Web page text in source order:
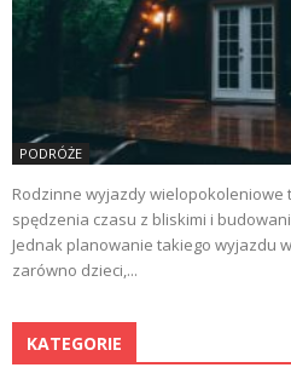
PODRÓŻE
Rodzinne wyjazdy wielopokoleniowe
spędzenia czasu z bliskimi i
Jednak planowanie takiego wyjazdu
zarówno dzieci,...
KATEGORIE